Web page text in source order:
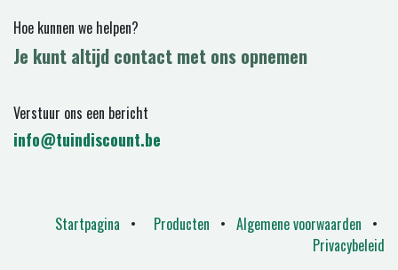
Hoe kunnen we helpen?
Je kunt altijd contact met ons opnemen
Verstuur ons een bericht
info@tuindiscount.be
Startpagina • Producten • Algemene voorwaarden •
Privacybeleid